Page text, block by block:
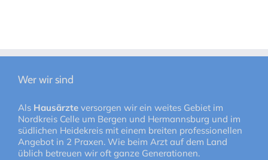
Wer wir sind
Als Hausärzte versorgen wir ein weites Gebiet im
Nordkreis Celle um Bergen und Hermannsburg und im
südlichen Heidekreis mit einem breiten professionellen
Angebot in 2 Praxen. Wie beim Arzt auf dem Land
üblich betreuen wir oft ganze Generationen.